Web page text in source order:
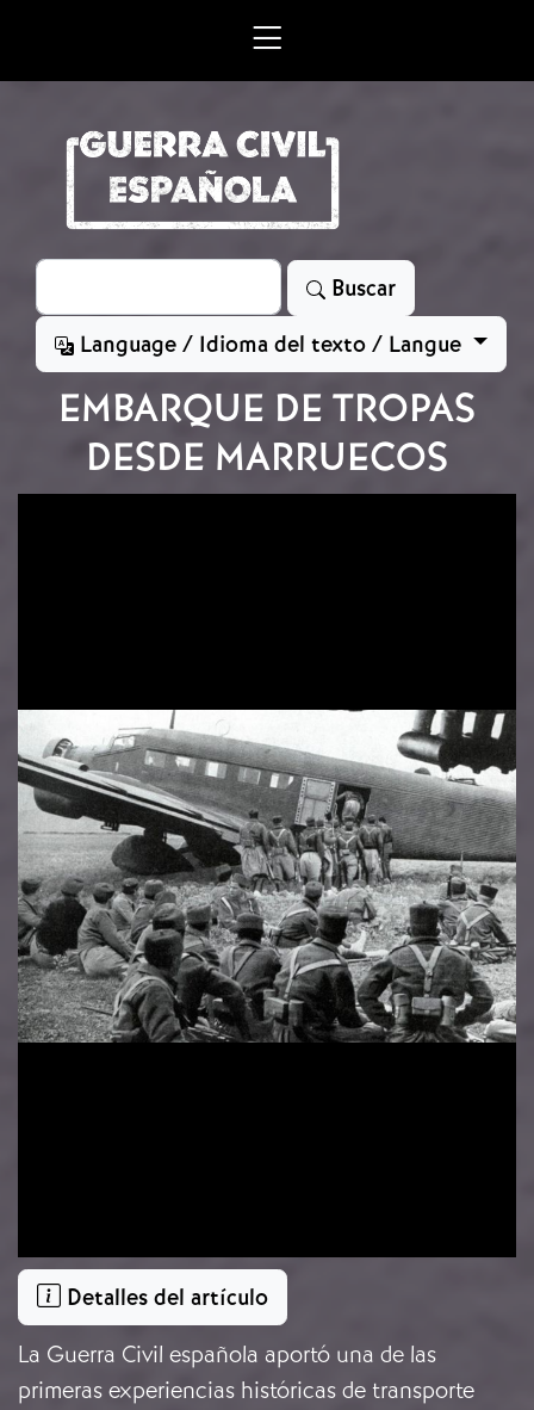
Search
Buscar
Language / Idioma del texto / Langue
EMBARQUE DE TROPAS
DESDE MARRUECOS
Detalles del artículo
La Guerra Civil española aportó una de las
primeras experiencias históricas de transporte